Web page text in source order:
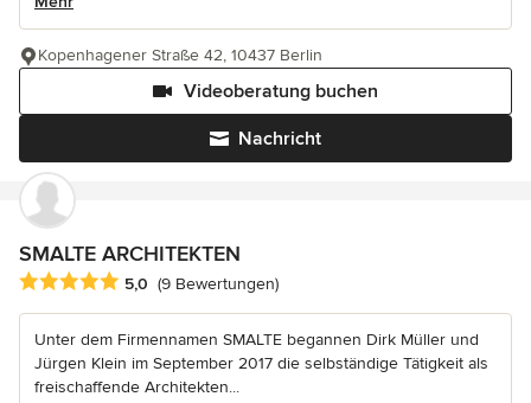
Nachricht
Videoberatung buchen
Kopenhagener Straße 42, 10437 Berlin
SMALTE ARCHITEKTEN
Durchschnittliche Bewertung: 5 von 5 Sternen
5,0 (9 Bewertungen)
Unter dem Firmennamen SMALTE begannen Dirk Müller und
Jürgen Klein im September 2017 die selbständige Tätigkeit als
freischaffende Architekten...